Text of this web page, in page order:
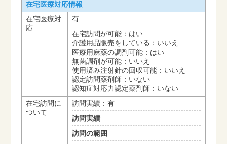
在宅医療対応情報
在宅医療対
応
有
在宅訪問が可能：はい
介護用品販売をしている：いいえ
医療用麻薬の調剤可能：はい
無菌調剤が可能：いいえ
使用済み注射針の回収可能：いいえ
認定訪問薬剤師：いない
認知症対応力認定薬剤師：いない
在宅訪問に
ついて
訪問実績：有
訪問実績
訪問の範囲